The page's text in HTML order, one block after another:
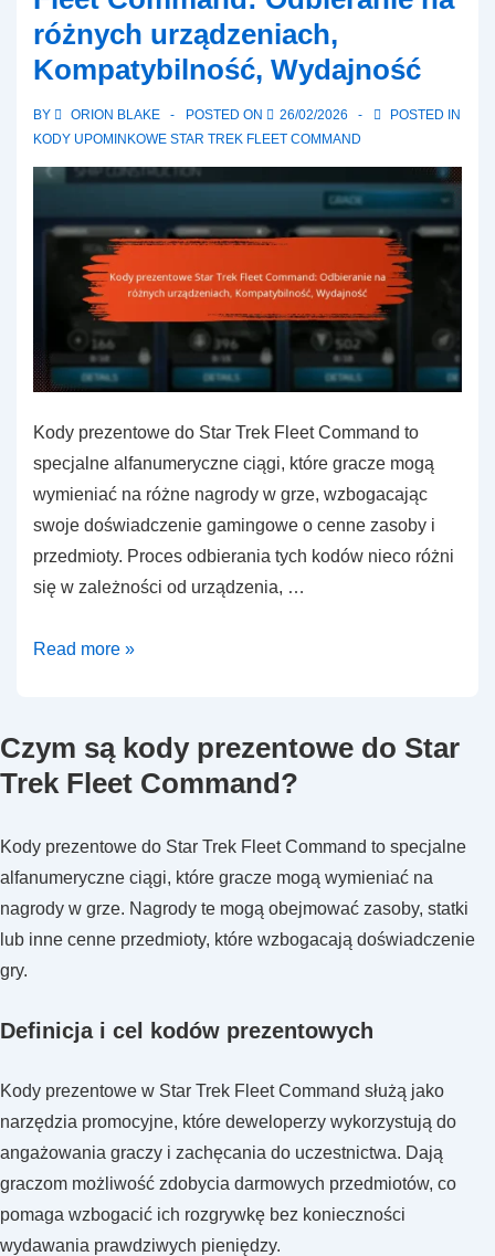
Historie
sukcesu,
roszczenia,
użytkowników
różnych urządzeniach,
Kompatybilność, Wydajność
BY ORION BLAKE POSTED ON 26/02/2026
POSTED IN
KODY UPOMINKOWE STAR TREK FLEET COMMAND
Kody prezentowe do Star Trek Fleet Command to
specjalne alfanumeryczne ciągi, które gracze mogą
wymieniać na różne nagrody w grze, wzbogacając
swoje doświadczenie gamingowe o cenne zasoby i
przedmioty. Proces odbierania tych kodów nieco różni
się w zależności od urządzenia, …
Kody
Trek
Fleet
Read more »
Czym są kody prezentowe do Star
Trek Fleet Command?
Kody prezentowe do Star Trek Fleet Command to specjalne
alfanumeryczne ciągi, które gracze mogą wymieniać na
nagrody w grze. Nagrody te mogą obejmować zasoby, statki
lub inne cenne przedmioty, które wzbogacają doświadczenie
gry.
Definicja i cel kodów prezentowych
Kody prezentowe w Star Trek Fleet Command służą jako
narzędzia promocyjne, które deweloperzy wykorzystują do
angażowania graczy i zachęcania do uczestnictwa. Dają
graczom możliwość zdobycia darmowych przedmiotów, co
pomaga wzbogacić ich rozgrywkę bez konieczności
wydawania prawdziwych pieniędzy.